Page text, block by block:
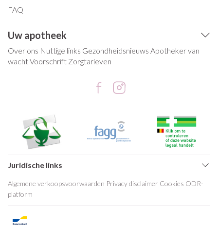
FAQ
Uw apotheek
Over ons Nuttige links Gezondheidsnieuws Apotheker van
wachtVoorschrift Zorgtarieven
Juridische links
Algemene verkoopsvoorwaarden Privacy disclaimer Cookies ODR-
platform